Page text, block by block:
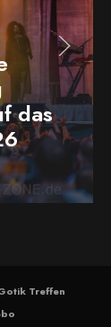
das
Treffen